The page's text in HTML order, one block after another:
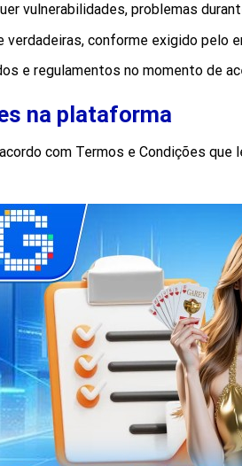
vulnerabilidades, problemas
verdadeiras, conforme exigido pelo
e regulamentos no momento de
na plataforma
com Termos e Condições